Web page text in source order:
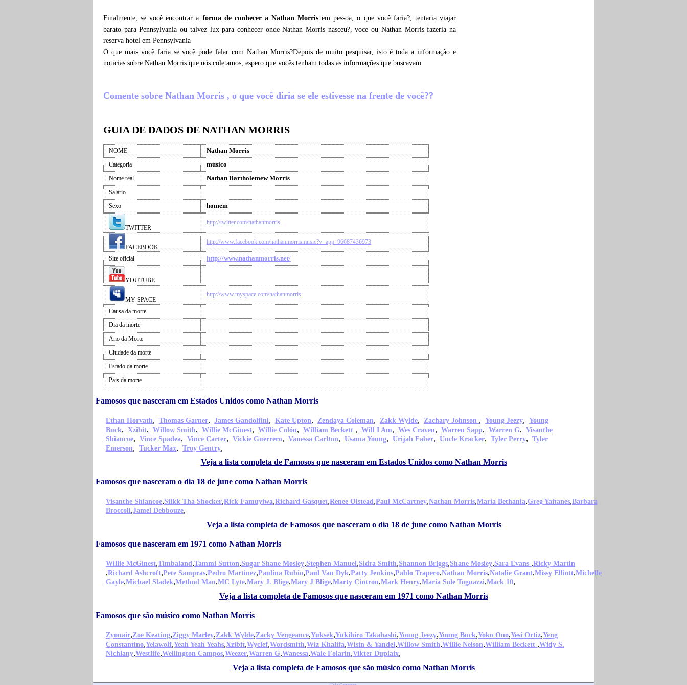
Finalmente, se você encontrar a forma de conhecer a Nathan Morris em pessoa, o que você faria?, tentaria viajar
barato para Pennsylvania ou talvez lux para conhecer onde Nathan Morris nasceu?, voce ou Nathan Morris fazeria na
reserva hotel em Pennsylvania
O que mais você faria se você pode falar com Nathan Morris?Depois de muito pesquisar, isto é toda a informação e
noticias sobre Nathan Morris que nós coletamos, espero que vocês tenham todas as informações que buscavam
Comente sobre Nathan Morris , o que você diria se ele estivesse na frente de você??
GUIA DE DADOS DE NATHAN MORRIS
NOME Nathan Morris
Categoria músico
Nome real Nathan Bartholemew Morris
Salário
Sexo
homem
TWITTER
http://twitter.com/nathanmorris
FACEBOOK
http://www.facebook.com/nathanmorrismusic?v=app_96687436973
Site oficial http://www.nathanmorris.net/
YOUTUBE
MY SPACE
http://www.myspace.com/nathanmorris
Causa da morte
Dia da morte
Ano da Morte
Ciudade da morte
Estado da morte
Pais da morte
Famosos que nasceram em Estados Unidos como Nathan Morris
Ethan Horvath, Thomas Garner, James Gandolfini, Kate Upton, Zendaya Coleman, Zakk Wylde, Zachary Johnson , Young Jeezy, Young
Buck, Xzibit, Willow Smith, Willie McGinest, Willie Colón, William Beckett , Will I Am, Wes Craven, Warren Sapp, Warren G, Visanthe
Shiancoe, Vince Spadea, Vince Carter, Vickie Guerrero, Vanessa Carlton, Usama Young, Urijah Faber, Uncle Kracker, Tyler Perry, Tyler
Emerson, Tucker Max, Troy Gentry,
Veja a lista completa de Famosos que nasceram em Estados Unidos como Nathan Morris
Famosos que nasceram o dia 18 de june como Nathan Morris
Visanthe Shiancoe,Silkk Tha Shocker,Rick Famuyiwa,Richard Gasquet,Renee Olstead,Paul McCartney,Nathan Morris,Maria Bethania,Greg Yaitanes,Barbara
Broccoli,Jamel Debbouze,
Veja a lista completa de Famosos que nasceram o dia 18 de june como Nathan Morris
Famosos que nasceram em 1971 como Nathan Morris
Willie McGinest,Timbaland,Tammi Sutton,Sugar Shane Mosley,Stephen Manuel,Sidra Smith,Shannon Briggs,Shane Mosley,Sara Evans ,Ricky Martin
,Richard Ashcroft,Pete Sampras,Pedro Martinez,Paulina Rubio,Paul Van Dyk,Patty Jenkins,Pablo Trapero,Nathan Morris,Natalie Grant,Missy Elliott,Michelle
Gayle,Michael Sladek,Method Man,MC Lyte,Mary J. Blige,Mary J Blige,Marty Cintron,Mark Henry,Maria Sole Tognazzi,Mack 10,
Veja a lista completa de Famosos que nasceram em 1971 como Nathan Morris
Famosos que são músico como Nathan Morris
Zyonair,Zoe Keating,Ziggy Marley,Zakk Wylde,Zacky Vengeance,Yuksek,Yukihiro Takahashi,Young Jeezy,Young Buck,Yoko Ono,Yesi Ortiz,Yeng
Constantino,Yelawolf,Yeah Yeah Yeahs,Xzibit,Wyclef,Wordsmith,Wiz Khalifa,Wisin & Yandel,Willow Smith,Willie Nelson,William Beckett ,Widy S.
Nichlany,Westlife,Wellington Campos,Weezer,Warren G,Wanessa,Wale Folarin,Vikter Duplaix,
Veja a lista completa de Famosos que são músico como Nathan Morris